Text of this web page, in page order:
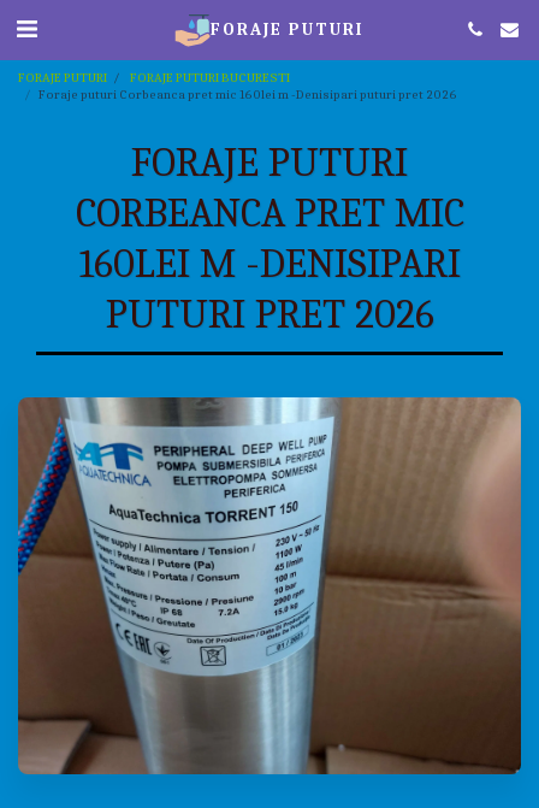
FORAJE PUTURI
FORAJE PUTURI
FORAJE PUTURI BUCURESTI
Foraje puturi Corbeanca pret mic 160lei m -Denisipari puturi pret 2026
FORAJE PUTURI
CORBEANCA PRET MIC
160LEI M -DENISIPARI
PUTURI PRET 2026